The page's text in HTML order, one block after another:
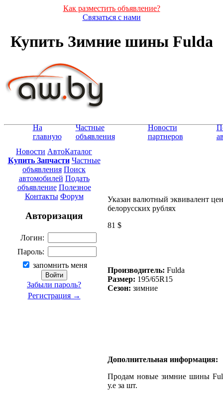
Как разместить объявление?
Связаться с нами
Купить Зимние шины Fulda
На
главную
Частные
объявления
Новости
партнеров
Новости АвтоКаталог
Купить Запчасти Частные
объявления Поиск
автомобилей Подать
объявление Полезное
Контакты Форум
Авторизация
Логин:
Пароль:
запомнить меня
Забыли пароль?
Регистрация →
Указан валютный эквивалент
белорусских рублях
81 $
Производитель: Fulda
Размер: 195/65R15
Сезон: зимние
Дополнительная информация:
Продам новые зимние шины
у.е за шт.